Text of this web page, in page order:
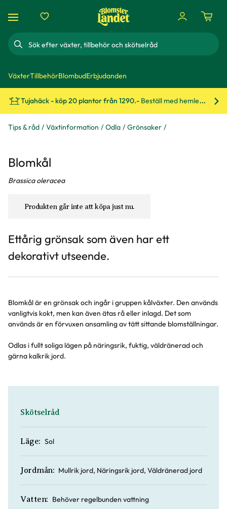
Sök
VäxterTillbehörBlombudErbjudanden
Tujahäck - köp 20 plantor från 1290.- Beställ med hemleverans!
Tips & råd Växtinformation Odla Grönsaker
Blomkål
Brassica oleracea
Produkten går inte att köpa just nu.
Ettårig grönsak som även har ett
dekorativt utseende.
Blomkål är en grönsak och ingår i gruppen kålväxter. Den används
vanligtvis kokt, men kan även ätas rå eller inlagd. Det som
används är en förvuxen ansamling av tätt sittande blomställningar.
Odlas i fullt soliga lägen på näringsrik, fuktig, väldränerad och
gärna kalkrik jord.
Skötselråd
Läge: Sol
Jordmån: Mullrik jord, Näringsrik jord, Väldränerad jord
Vatten: Behöver regelbunden vattning